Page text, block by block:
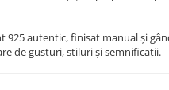
autentic, finisat manual și
de gusturi, stiluri și semnificații.